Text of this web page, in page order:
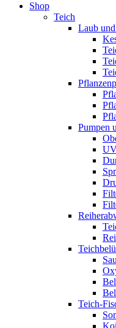
Shop
Teich
Laub
Pumpen
Teich-